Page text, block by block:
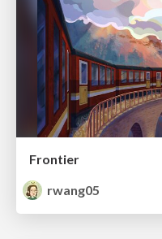
Frontier
rwang05